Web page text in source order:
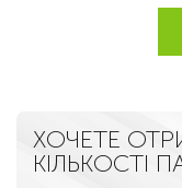
ХОЧЕТЕ
КІЛЬКОСТІ